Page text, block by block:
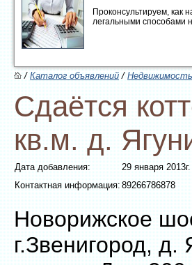
Проконсультируем, как
легальными способами
/Каталог объявлений/Недвижимость
Сдаётся
кв.м. д.
Дата добавления:
29 января 2013г.
Контактная информация:89266786878
Новорижское
г.Звенигород, д.